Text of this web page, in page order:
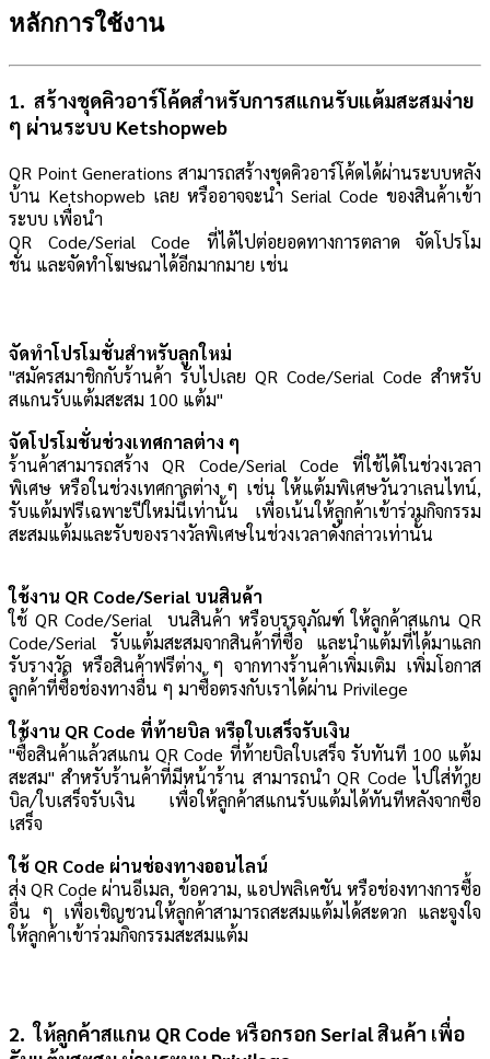
หลักการใช้งาน
1. สร้างชุดคิวอาร์โค้ดสำหรับการสแกนรับแต้มสะสมง่าย
ๆ ผ่านระบบ Ketshopweb
QR Point Generations สามารถสร้างชุดคิวอาร์โค้ดได้ผ่านระบบหลัง
บ้าน Ketshopweb เลย หรืออาจจะนำ Serial Code ของสินค้าเข้า
ระบบ เพื่อนำ
QR Code/Serial Code ที่ได้ไปต่อยอดทางการตลาด จัดโปรโม
ชั่น และจัดทำโฆษณาได้อีกมากมาย เช่น
จัดทำโปรโมชั่นสำหรับลูกใหม่
"สมัครสมาชิกกับร้านค้า รับไปเลย QR Code/Serial Code สำหรับ
สแกนรับแต้มสะสม 100 แต้ม"
จัดโปรโมชั่นช่วงเทศกาลต่าง ๆ
ร้านค้าสามารถสร้างQR Code/Serial Code ที่ใช้ได้ในช่วงเวลา
พิเศษ หรือในช่วงเทศกาลต่าง ๆ เช่น ให้แต้มพิเศษวันวาเลนไทน์,
รับแต้มฟรีเฉพาะปีใหม่นี้เท่านั้น เพื่อเน้นให้ลูกค้าเข้าร่วมกิจกรรม
สะสมแต้มและรับของรางวัลพิเศษในช่วงเวลาดังกล่าวเท่านั้น
ใช้งาน QR Code/Serial บนสินค้า
ใช้ QR Code/Serial บนสินค้า หรือบรรจุภัณฑ์ให้ลูกค้าสแกนQR
Code/Serial รับแต้มสะสมจากสินค้าที่ซื้อ และนำแต้มที่ได้มาแลก
รับรางวัล หรือสินค้าฟรีต่าง ๆ จากทางร้านค้าเพิ่มเติม เพิ่มโอกาส
ลูกค้าที่ซื้อช่องทางอื่น ๆ มาซื้อตรงกับเราได้ผ่าน Privilege
ใช้งาน QR Code ที่ท้ายบิล หรือใบเสร็จรับเงิน
"ซื้อสินค้าแล้วสแกน QR Code ที่ท้ายบิลใบเสร็จ รับทันที 100 แต้ม
สะสม"สำหรับร้านค้าที่มีหน้าร้าน สามารถนำ QR Code ไปใส่ท้าย
บิล/ใบเสร็จรับเงิน เพื่อให้ลูกค้าสแกนรับแต้มได้ทันทีหลังจากซื้อ
เสร็จ
ใช้ QR Code ผ่านช่องทางออนไลน์
ส่ง QR Code ผ่านอีเมล, ข้อความ, แอปพลิเคชัน หรือช่องทางการซื้อ
อื่น ๆ เพื่อเชิญชวนให้ลูกค้าสามารถสะสมแต้มได้สะดวก และจูงใจ
ให้ลูกค้าเข้าร่วมกิจกรรมสะสมแต้ม
2. ให้ลูกค้าสแกน QR Code หรือกรอก Serial สินค้า เพื่อ